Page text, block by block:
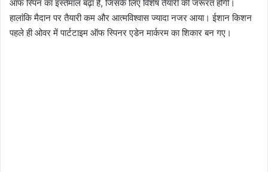
ऑफ स्पिन का इस्तेमाल बढ़ा है, जिसके लिए विशेष तैयारी की जरूरत होगी।
हालांकि मैदान पर तैयारी कम और आत्मविश्वास ज्यादा नजर आया। ईशान किशन
पहले ही ओवर में पार्टटाइम ऑफ स्पिनर एडेन मार्करम का शिकार बन गए।